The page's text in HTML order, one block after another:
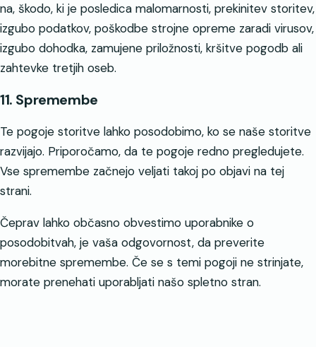
na, škodo, ki je posledica malomarnosti, prekinitev storitev,
izgubo podatkov, poškodbe strojne opreme zaradi virusov,
izgubo dohodka, zamujene priložnosti, kršitve pogodb ali
zahtevke tretjih oseb.
11. Spremembe
Te pogoje storitve lahko posodobimo, ko se naše storitve
razvijajo. Priporočamo, da te pogoje redno pregledujete.
Vse spremembe začnejo veljati takoj po objavi na tej
strani.
Čeprav lahko občasno obvestimo uporabnike o
posodobitvah, je vaša odgovornost, da preverite
morebitne spremembe. Če se s temi pogoji ne strinjate,
morate prenehati uporabljati našo spletno stran.